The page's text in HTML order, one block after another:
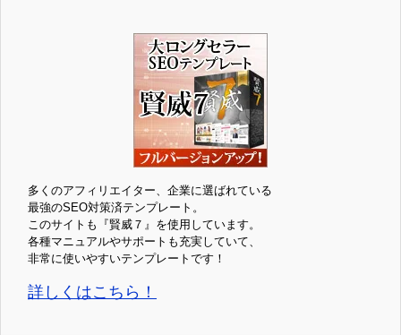
多くのアフィリエイター、企業に選ばれている
最強のSEO対策済テンプレート。
このサイトも『賢威７』を使用しています。
各種マニュアルやサポートも充実していて、
非常に使いやすいテンプレートです！
詳しくはこちら！